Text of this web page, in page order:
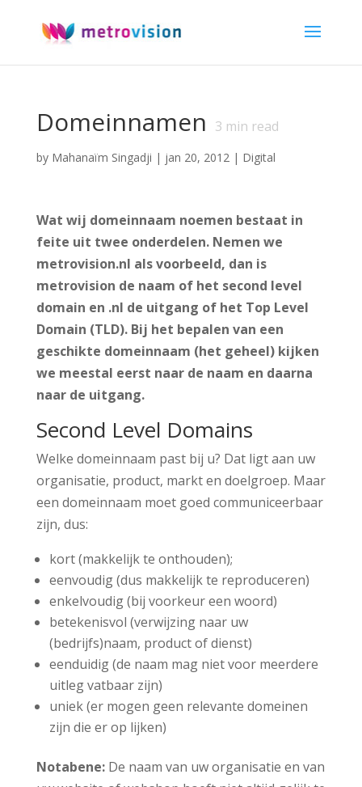
Domeinnamen 3 min read
by Mahanaïm Singadji | jan 20, 2012| Digital
Wat wij domeinnaam noemen bestaat in
feite uit twee onderdelen. Nemen we
metrovision.nl als voorbeeld, dan is
metrovision de naam of het second level
domain en .nl de uitgang of het Top Level
Domain (TLD). Bij het bepalen van een
geschikte domeinnaam (het geheel) kijken
we meestal eerst naar de naam en daarna
naar de uitgang.
Second Level Domains
Welke domeinnaam past bij u? Dat ligt aan uw
organisatie, product, markt en doelgroep. Maar
een domeinnaam moet goed communiceerbaar
zijn, dus:
kort (makkelijk te onthouden);
eenvoudig (dus makkelijk te reproduceren)
enkelvoudig (bij voorkeur een woord)
betekenisvol (verwijzing naar uw
(bedrijfs)naam, product of dienst)
eenduidig (de naam mag niet voor meerdere
uitleg vatbaar zijn)
uniek (er mogen geen relevante domeinen
zijn die er op lijken)
Notabene:De naam van uw organisatie en van